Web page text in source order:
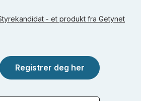
- et produkt fra Getynet
Registrer deg her